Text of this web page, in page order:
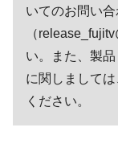
いてのお問い
（
い。また、製
に関しまして
ください。